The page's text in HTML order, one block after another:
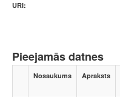
URI:
Pieejamās datnes
Nosaukums Apraksts